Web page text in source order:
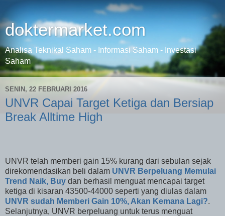
doktermarket.com
Analisa Teknikal Saham - Informasi Saham - Investasi
Saham
SENIN, 22 FEBRUARI 2016
UNVR Capai Target Ketiga dan Bersiap
Break Alltime High
UNVR telah memberi gain 15% kurang dari sebulan sejak
direkomendasikan beli dalam UNVR Berpeluang Memulai
Trend Naik, Buy dan berhasil menguat mencapai target
ketiga di kisaran 43500-44000 seperti yang diulas dalam
UNVR sudah Memberi Gain 10%, Akan Kemana Lagi?.
Selanjutnya, UNVR berpeluang untuk terus menguat